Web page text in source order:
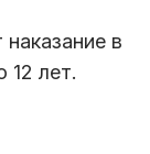
в
12 лет.